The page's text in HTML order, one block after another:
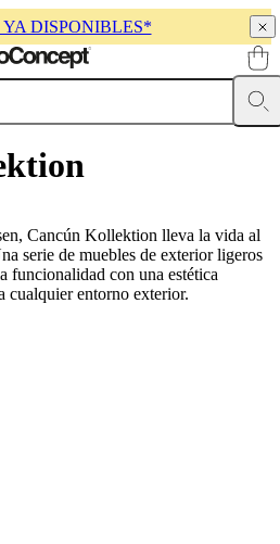
YA DISPONIBLES*
Lámparas
Cancún Kollektion lleva la vida al
serie de muebles de exterior ligeros
funcionalidad con una estética
cualquier entorno exterior.